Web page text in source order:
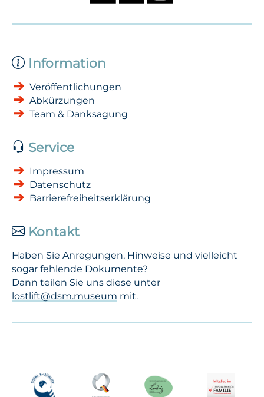
Information
Veröffentlichungen
Abkürzungen
Team & Danksagung
Service
Impressum
Datenschutz
Barrierefreiheitserklärung
Kontakt
Haben Sie Anregungen, Hinweise und vielleicht
sogar fehlende Dokumente?
Dann teilen Sie uns diese unter
lostlift@dsm.museum mit.